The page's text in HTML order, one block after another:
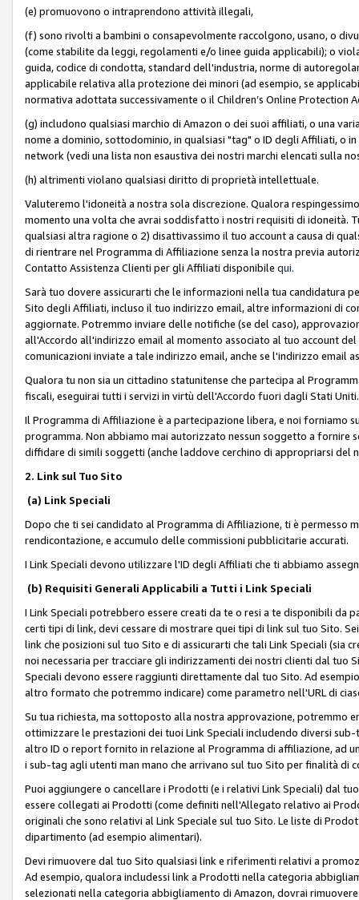
(e) promuovono o intraprendono attività illegali,
(f) sono rivolti a bambini o consapevolmente raccolgono, usano, o
(come stabilite da leggi, regolamenti e/o linee guida applicabili); o
guida, codice di condotta, standard dell'industria, norme di
applicabile relativa alla protezione dei minori (ad esempio, se
normativa adottata successivamente o il Children’s Online Protection
(g) includono qualsiasi marchio di Amazon o dei suoi affiliati, o una
nome a dominio, sottodominio, in qualsiasi "tag" o ID degli Affiliati, o
network (vedi una lista non esaustiva dei nostri marchi elencati sulla
(h) altrimenti violano qualsiasi diritto di proprietà intellettuale.
Valuteremo l'idoneità a nostra sola discrezione. Qualora
momento una volta che avrai soddisfatto i nostri requisiti di idoneità.
qualsiasi altra ragione o 2) disattivassimo il tuo account a causa di
di rientrare nel Programma di Affiliazione senza la nostra previa
Contatto Assistenza Clienti per gli Affiliati disponibile qui.
Sarà tuo dovere assicurarti che le informazioni nella tua candidatura
Sito degli Affiliati, incluso il tuo indirizzo email, altre informazioni di
aggiornate. Potremmo inviare delle notifiche (se del caso),
all'Accordo all'indirizzo email al momento associato al tuo account
comunicazioni inviate a tale indirizzo email, anche se l'indirizzo email
Qualora tu non sia un cittadino statunitense che partecipa al
fiscali, eseguirai tutti i servizi in virtù dell'Accordo fuori dagli Stati
Il Programma di Affiliazione è a partecipazione libera, e noi forniamo
programma. Non abbiamo mai autorizzato nessun soggetto a fornire
diffidare di simili soggetti (anche laddove cerchino di appropriarsi
2. Link sul Tuo Sito
(a) Link Speciali
Dopo che ti sei candidato al Programma di Affiliazione, ti è permesso
rendicontazione, e accumulo delle commissioni pubblicitarie accurati.
I Link Speciali devono utilizzare l'ID degli Affiliati che ti abbiamo
(b) Requisiti Generali Applicabili a Tutti i Link Speciali
I Link Speciali potrebbero essere creati da te o resi a te disponibili
certi tipi di link, devi cessare di mostrare quei tipi di link sul tuo Sito.
link che posizioni sul tuo Sito e di assicurarti che tali Link Speciali
noi necessaria per tracciare gli indirizzamenti dei nostri clienti dal tuo
Speciali devono essere raggiunti direttamente dal tuo Sito. Ad
altro formato che potremmo indicare) come parametro nell'URL di
Su tua richiesta, ma sottoposto alla nostra approvazione,
ottimizzare le prestazioni dei tuoi Link Speciali includendo diversi sub-
altro ID o report fornito in relazione al Programma di affiliazione, ad
i sub-tag agli utenti man mano che arrivano sul tuo Sito per finalità
Puoi aggiungere o cancellare i Prodotti (e i relativi Link Speciali) dal
essere collegati ai Prodotti (come definiti nell'Allegato relativo ai
originali che sono relativi al Link Speciale sul tuo Sito. Le liste di
dipartimento (ad esempio alimentari).
Devi rimuovere dal tuo Sito qualsiasi link e riferimenti relativi a
Ad esempio, qualora includessi link a Prodotti nella categoria
selezionati nella categoria abbigliamento di Amazon, dovrai